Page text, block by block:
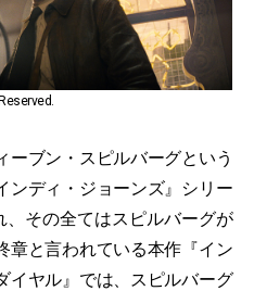
ーブン・スピルバーグという
ンディ・ジョーンズ』シリー
その全てはスピルバーグが
章と言われている本作『イン
イヤル』では、スピルバーグ